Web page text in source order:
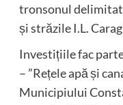
tronsonul delimitat
și străzile I.L.
Investițiile fac
– ”Rețele apă și
Municipiului